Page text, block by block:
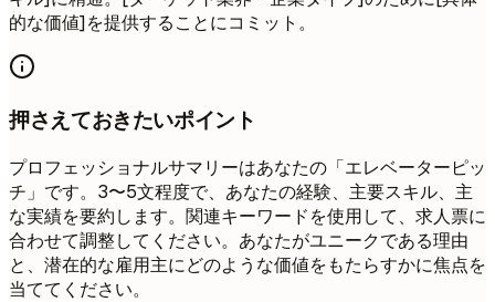
的な価値]を提供することにコミット。
押さえておきたいポイント
プロフェッショナルサマリーはあなたの「エレベーターピッ
チ」です。3〜5文程度で、あなたの経験、主要スキル、主
な実績を要約します。関連キーワードを使用して、求人票に
合わせて調整してください。あなたがユニークである理由
と、潜在的な雇用主にどのような価値をもたらすかに焦点を
当ててください。